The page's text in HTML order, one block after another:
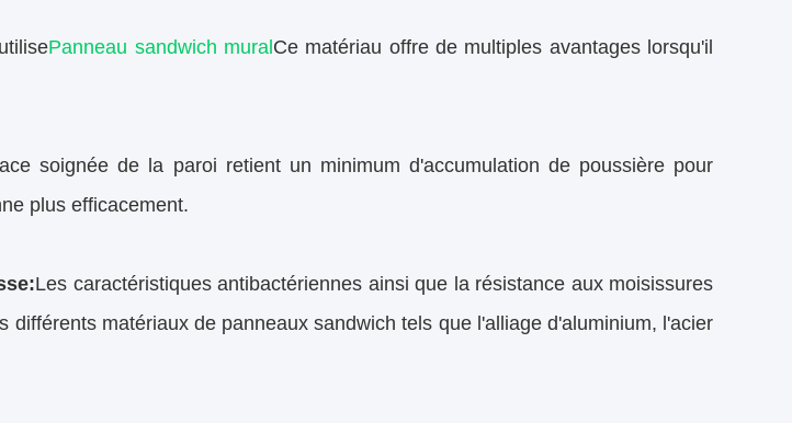
Panneau sandwich mural Ce matériau offre de multiples avantages lorsqu'il
soignée de la paroi retient un minimum d'accumulation de poussière pour
plus efficacement.
Les caractéristiques antibactériennes ainsi que la résistance aux moisissures
différents matériaux de panneaux sandwich tels que l'alliage d'aluminium, l'acier